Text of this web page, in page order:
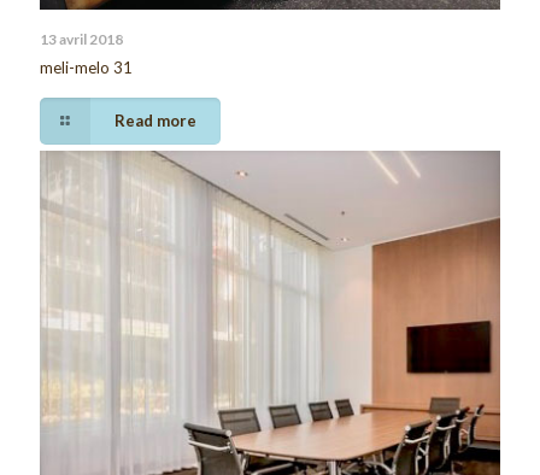
13 avril 2018
meli-melo 31
Read more